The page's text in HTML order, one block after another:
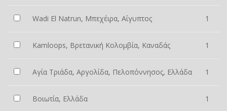
Wadi El Natrun, Μπεχέιρα, Αίγυπτος 1
Kamloops, Βρετανική Κολομβία, Καναδάς 1
Αγία Τριάδα, Αργολίδα, Πελοπόννησος, Ελλάδα 1
Βοιωτία, Ελλάδα 1